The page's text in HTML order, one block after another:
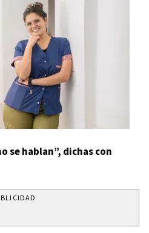
se hablan”, dichas con